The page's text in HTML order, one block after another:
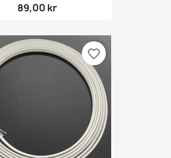
89,00 kr
favorite_border